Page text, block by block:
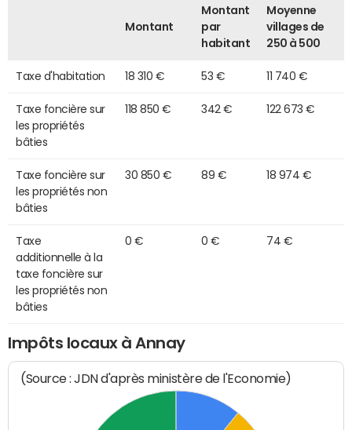
Montant
Montant
par
habitant
Moyenne
villages de
250 à 500
Taxe d'habitation 18 310 € 53 € 11 740 €
Taxe foncière sur
les propriétés
bâties
118 850 € 342 € 122 673 €
Taxe foncière sur
les propriétés non
bâties
30 850 € 89 € 18 974 €
Taxe
additionnelle à la
taxe foncière sur
les propriétés non
bâties
0 € 0 € 74 €
Impôts locaux à Annay
(Source : JDN d'après ministère de l'Economie)